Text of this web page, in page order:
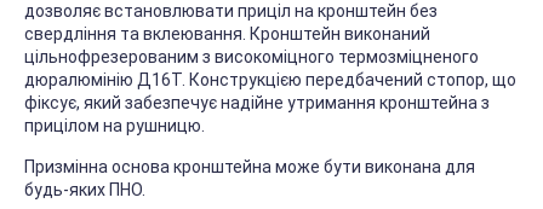
дозволяє встановлювати приціл на кронштейн без
свердління та вклеювання. Кронштейн виконаний
цільнофрезерованим з високоміцного термозміцненого
дюралюмінію Д16Т. Конструкцією передбачений стопор, що
фіксує, який забезпечує надійне утримання кронштейна з
прицілом на рушницю.
Призмінна основа кронштейна може бути виконана для
будь-яких ПНО.